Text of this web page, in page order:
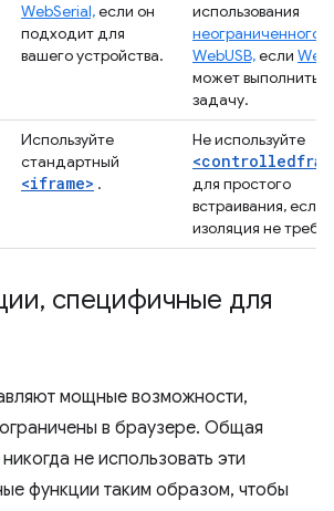
WebSerial,если он
подходит для
вашего устройства.
использования
неограниченного
WebUSB,если
может выполнить
задачу.
Используйте
стандартный
<iframe> .
Не используйте
для простого
встраивания, если
изоляция не
, специфичные для
мощные возможности,
в браузере. Общая
не использовать эти
функции таким образом, чтобы